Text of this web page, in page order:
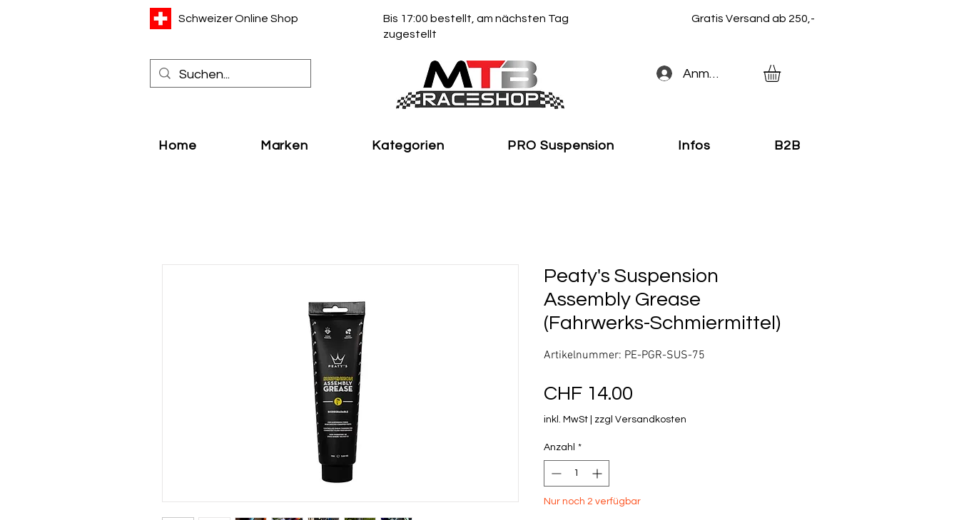
Schweizer Online Shop
Bis 17:00 bestellt, am nächsten Tag
zugestellt
Gratis Versand ab 250,-
Anmelden
Home Marken Kategorien PRO Suspension Infos B2B
Peaty's Suspension
Assembly Grease
(Fahrwerks-Schmiermittel)
Artikelnummer: PE-PGR-SUS-75
CHF 14.00
inkl. MwSt zzgl Versandkosten
Anzahl *
Nur noch 2 verfügbar